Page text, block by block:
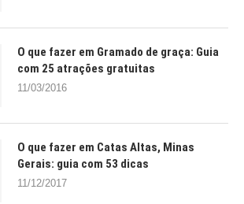
O que fazer em Gramado de graça: Guia
com 25 atrações gratuitas
11/03/2016
O que fazer em Catas Altas, Minas
Gerais: guia com 53 dicas
11/12/2017